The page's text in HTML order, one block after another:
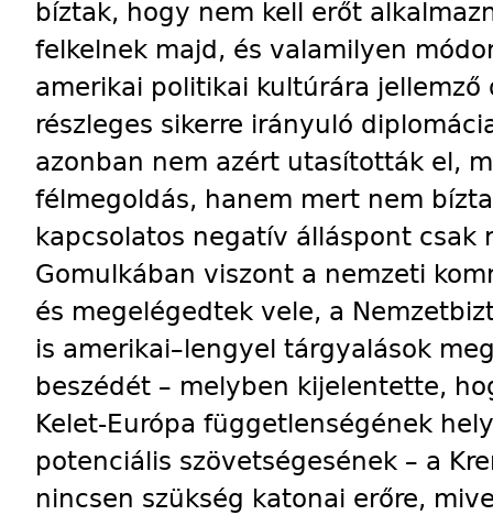
bíztak, hogy nem kell erőt
felkelnek majd, és valamilyen
amerikai politikai kultúrára
részleges sikerre irányuló
azonban nem azért utasították el,
félmegoldás, hanem mert nem
kapcsolatos negatív álláspont
Gomulkában viszont a nemzeti
és megelégedtek vele, a
is amerikai–lengyel tárgyalások
beszédét – melyben kijelentette,
Kelet-Európa függetlenségének
potenciális szövetségesének – a
nincsen szükség katonai erőre,